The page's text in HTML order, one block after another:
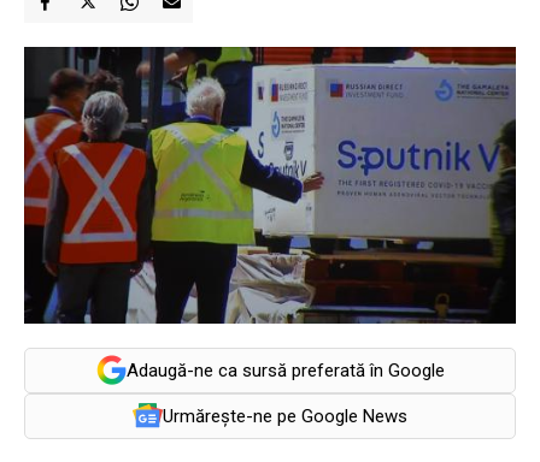
Adaugă-ne ca sursă preferată în Google
Urmărește-ne pe Google News